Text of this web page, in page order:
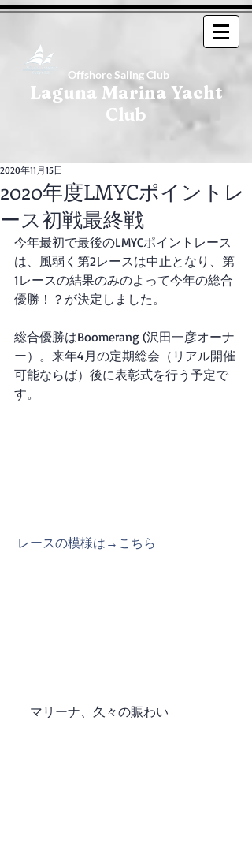
Offshore Saling Club
Laguna Marina Yacht
Club
2020年度LMYCポイントレ
ース初戦最終戦
2020年11月15日
今年最初で最後のLMYCポイントレース
は、風弱く第2レースは中止となり、第
1レースの結果のみのよって今年の総合
優勝！？が決定しました。
総合優勝はBoomerang (沢田一彦オーナ
ー）。来年4月の定期総会（リアル開催
可能ならば）後に表彰式を行う予定で
す。
レースの模様は→こちら
マリーナ、久々の賑わい